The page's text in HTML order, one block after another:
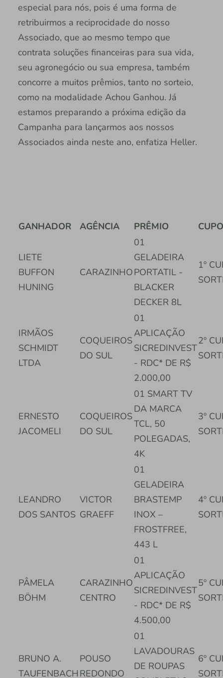
especial para nós, pois é uma forma de
retribuirmos a reciprocidade do nosso
Associado, que ao mesmo tempo que
contrata soluções financeiras para sua vida,
seu agronegócio ou sua empresa, também
concorre a muitos prêmios, tanto no sorteio,
como na modalidade Achou Ganhou. Já
estamos preparando a próxima edição da
Campanha para lançarmos aos nossos
Associados ainda neste ano, enfatiza Heller.
GANHADOR AGÊNCIA PRÊMIO
LIETE
BUFFON
HUNING
CARAZINHO
01
GELADEIRA
PORTATIL -
BLACKER
DECKER 8L
1º
IRMÃOS
SCHMIDT
LTDA
COQUEIROS
DO SUL
01
APLICAÇÃO
SICREDINVEST
- RDC* DE R$
2.000,00
2º
ERNESTO
JACOMELI
COQUEIROS
DO SUL
01 SMART TV
DA MARCA
TCL, 50
POLEGADAS,
4K
3º
LEANDRO
DOS SANTOS
VICTOR
GRAEFF
01
GELADEIRA
BRASTEMP
INOX –
FROSTFREE,
443 L
4º
PÂMELA
BÖHM
CARAZINHO
CENTRO
01
APLICAÇÃO
SICREDINVEST
- RDC* DE R$
4.500,00
5º
BRUNO A.
TAUFENBACH
POUSO
REDONDO
01
LAVADOURAS
DE ROUPAS
6º